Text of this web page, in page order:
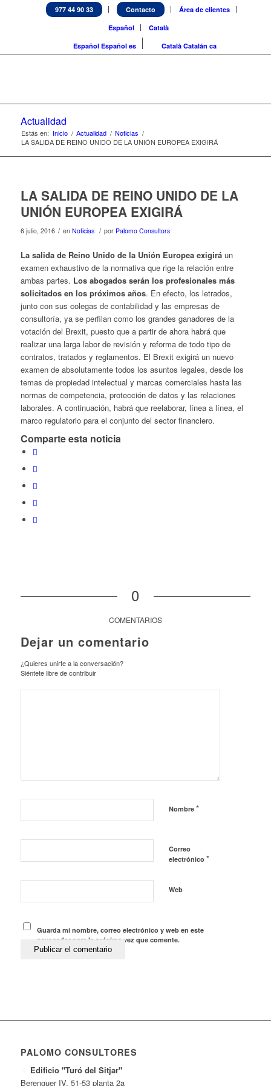
977 44 90 33 Contacto
Área de clientes
Español
Català
Español Español es Català Catalán ca
Actualidad
Estás en: Inicio / Actualidad / Noticias /
LA SALIDA DE REINO UNIDO DE LA UNIÓN EUROPEA EXIGIRÁ
LA SALIDA DE REINO UNIDO DE LA
UNIÓN EUROPEA EXIGIRÁ
6 julio, 2016 / en Noticias / por Palomo Consultors
La salida de Reino Unido de la Unión Europea exigiráun
examen exhaustivo de la normativa que rige la relación entre
ambas partes. Los abogados serán los profesionales más
solicitados en los próximos años. En efecto, los letrados,
junto con sus colegas de contabilidad y las empresas de
consultoría, ya se perfilan como los grandes ganadores de la
votación del Brexit, puesto que a partir de ahora habrá que
realizar una larga labor de revisión y reforma de todo tipo de
contratos, tratados y reglamentos. El Brexit exigirá un nuevo
examen de absolutamente todos los asuntos legales, desde los
temas de propiedad intelectual y marcas comerciales hasta las
normas de competencia, protección de datos y las relaciones
laborales. A continuación, habrá que reelaborar, línea a línea, el
marco regulatorio para el conjunto del sector financiero.
Comparte esta noticia
0
COMENTARIOS
Dejar un comentario
¿Quieres unirte a la conversación?
Siéntete libre de contribuir
Nombre *
Correo
electrónico *
Web
Guarda mi nombre, correo electrónico y web en este
navegador para la próxima vez que comente.
PALOMO CONSULTORES
Edificio "Turó del Sitjar"
Berenguer IV, 51-53 planta 2a